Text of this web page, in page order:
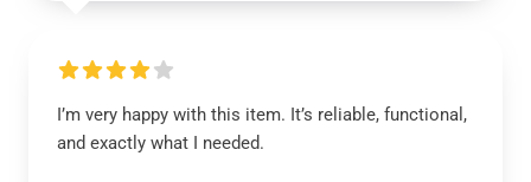
I’m very happy with this item. It’s reliable, functional,
and exactly what I needed.